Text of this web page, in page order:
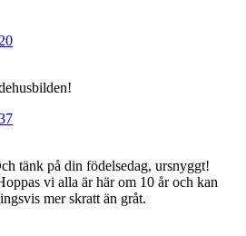
tänk på din födelsedag, ursnyggt!
vi alla är här om 10 år och kan
mer skratt än gråt.